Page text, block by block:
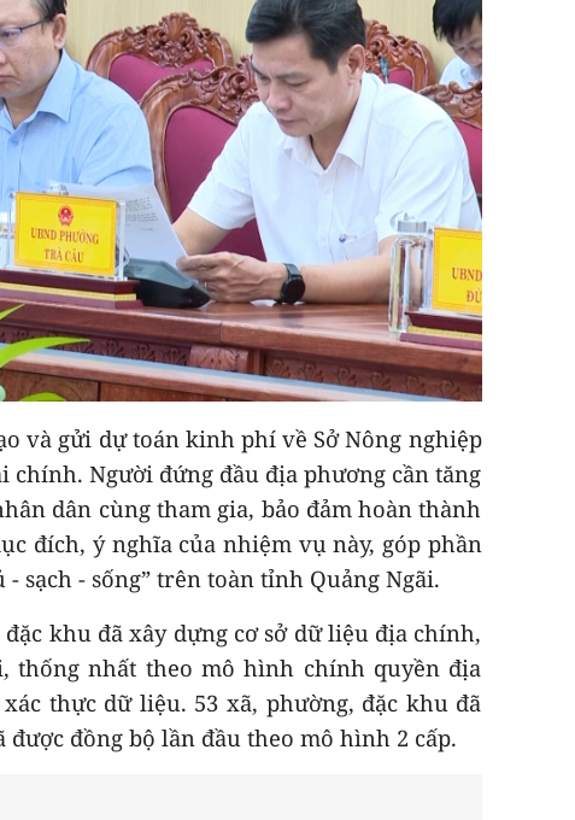
và gửi dự toán kinh phí về Sở Nông nghiệp
chính. Người đứng đầu địa phương cần tăng
dân cùng tham gia, bảo đảm hoàn thành
đích, ý nghĩa của nhiệm vụ này, góp phần
sạch - sống” trên toàn tỉnh Quảng Ngãi.
khu đã xây dựng cơ sở dữ liệu địa chính,
thống nhất theo mô hình chính quyền địa
thực dữ liệu. 53 xã, phường, đặc khu đã
đồng bộ lần đầu theo mô hình 2 cấp.